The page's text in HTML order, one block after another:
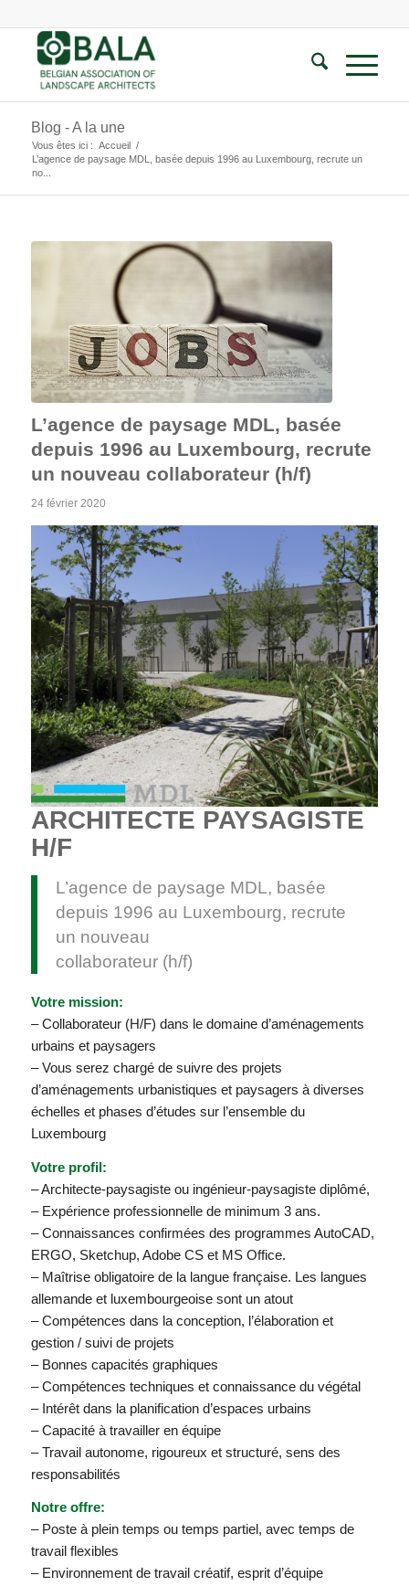
Blog - A la une
Vous êtes ici : Accueil /
L’agence de paysage MDL, basée depuis 1996 au Luxembourg, recrute un
no...
L’agence de paysage MDL, basée
depuis 1996 au Luxembourg, recrute
un nouveau collaborateur (h/f)
24 février 2020
ARCHITECTE PAYSAGISTE
H/F
L’agence de paysage MDL, basée
depuis 1996 au Luxembourg, recrute
un nouveau
collaborateur (h/f)
Votre mission:
– Collaborateur (H/F) dans le domaine d’aménagements
urbains et paysagers
– Vous serez chargé de suivre des projets
d’aménagements urbanistiques et paysagers à diverses
échelles et phases d’études sur l’ensemble du
Luxembourg
Votre profil:
– Architecte-paysagiste ou ingénieur-paysagiste diplômé,
– Expérience professionnelle de minimum 3 ans.
– Connaissances confirmées des programmes AutoCAD,
ERGO, Sketchup, Adobe CS et MS Office.
– Maîtrise obligatoire de la langue française. Les langues
allemande et luxembourgeoise sont un atout
– Compétences dans la conception, l’élaboration et
gestion / suivi de projets
– Bonnes capacités graphiques
– Compétences techniques et connaissance du végétal
– Intérêt dans la planification d’espaces urbains
– Capacité à travailler en équipe
– Travail autonome, rigoureux et structuré, sens des
responsabilités
Notre offre:
– Poste à plein temps ou temps partiel, avec temps de
travail flexibles
– Environnement de travail créatif, esprit d’équipe